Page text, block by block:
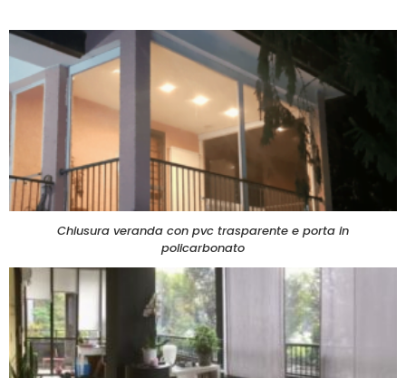
Chiusura veranda con pvc trasparente e porta in
policarbonato